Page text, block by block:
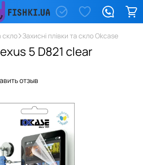
скло Захисні плівки та скло Okcase
5 D821 clear
отзыв